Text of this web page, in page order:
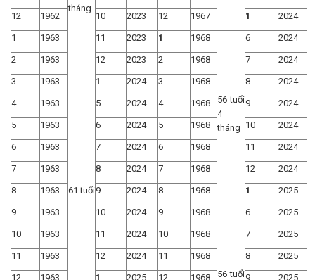
tháng
12 1962 10 2023 12 1967 1 2024
1 1963 11 2023 1 1968
56 tuổi
4
tháng
6 2024
2 1963 12 2023 2 1968 7 2024
3 1963 1 2024 3 1968 8 2024
4 1963
61 tuổi
5 2024 4 1968 9 2024
5 1963 6 2024 5 1968 10 2024
6 1963 7 2024 6 1968 11 2024
7 1963 8 2024 7 1968 12 2024
8 1963 9 2024 8 1968 1 2025
9 1963 10 2024 9 1968
56 tuổi
6 2025
10 1963 11 2024 10 1968 7 2025
11 1963 12 2024 11 1968 8 2025
12 1963 1 2025 12 1968 9 2025